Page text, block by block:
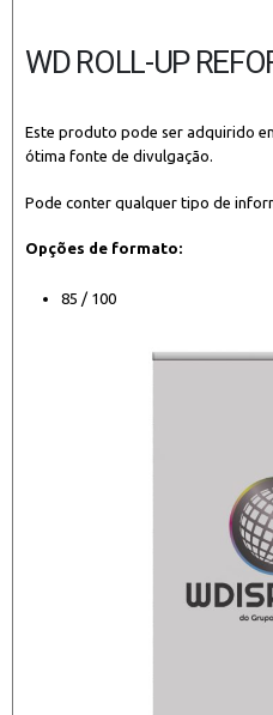
WD ROLL-UP
Este produto pode ser adquirido
ótima fonte de divulgação.
Pode conter qualquer tipo de
Opções de formato:
85 / 100